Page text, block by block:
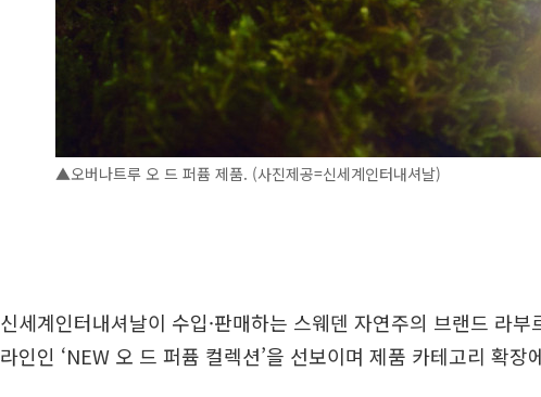
▲오버나트루 오 드 퍼퓸 제품. (사진제공=신세계인터내셔날)
신세계인터내셔날이 수입·판매하는 스웨덴 자연주의 브랜드 라
라인인 ‘NEW 오 드 퍼퓸 컬렉션’을 선보이며 제품 카테고리 확장